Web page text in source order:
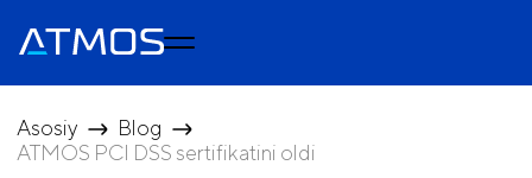
Asosiy
Blog
ATMOS PCI DSS sertifikatini oldi